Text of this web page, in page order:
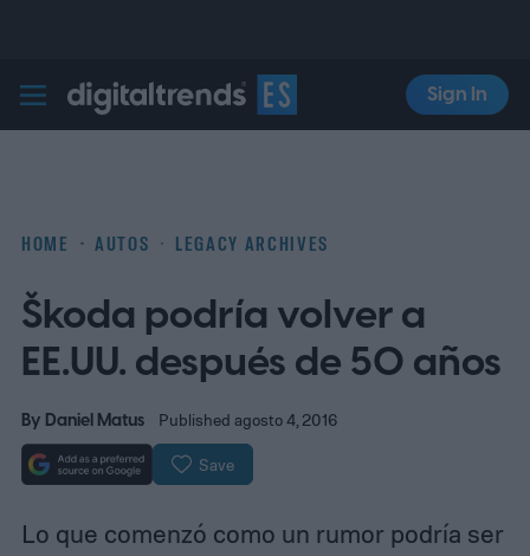
Digital Trends Español
Sign In
HOME AUTOS LEGACY ARCHIVES
Škoda podría volver a
EE.UU. después de 50 años
By Daniel Matus Published agosto 4, 2016
Save
Lo que comenzó como un rumor podría ser